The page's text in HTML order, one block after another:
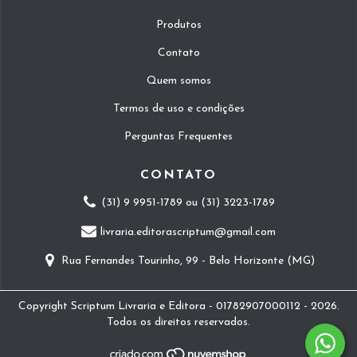
Produtos
Contato
Quem somos
Termos de uso e condições
Perguntas Frequentes
CONTATO
(31) 9 9951-1789 ou (31) 3223-1789
livraria.editorascriptum@gmail.com
Rua Fernandes Tourinho, 99 - Belo Horizonte (MG)
Copyright Scriptum Livraria e Editora - 01782907000112 - 2026.
Todos os direitos reservados.